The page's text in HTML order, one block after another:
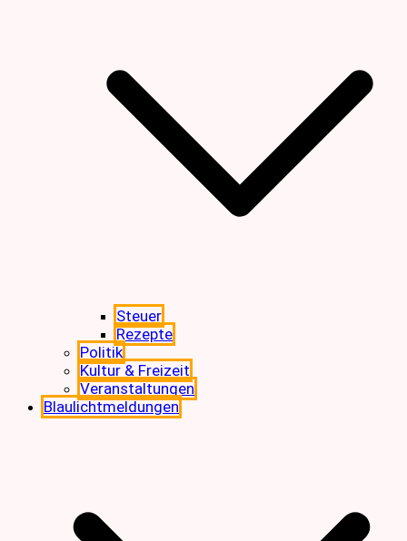
Steuer
Rezepte
Politik
Kultur & Freizeit
Veranstaltungen
Blaulichtmeldungen